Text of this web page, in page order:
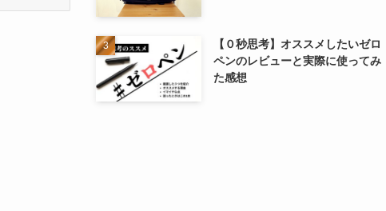
【０秒思考】オススメしたいゼロ
ペンのレビューと実際に使ってみ
た感想